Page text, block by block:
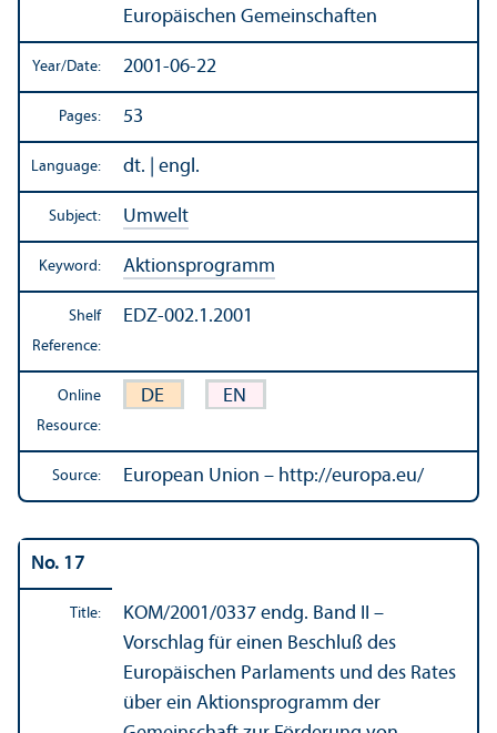
Europäischen Gemeinschaften
Year/Date: 2001-06-22
Pages: 53
Language: dt. | engl.
Subject: Umwelt
Keyword: Aktionsprogramm
Shelf
Reference:
EDZ-002.1.2001
Online
Resource:
DE EN
Source: European Union – http://europa.eu/
No. 17
Title: KOM/2001/0337 endg. Band II –
Vorschlag für einen Beschluß des
Europäischen Parlaments und des Rates
über ein Aktionsprogramm der